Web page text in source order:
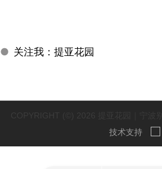
● 关注我：提亚花园
技术支持